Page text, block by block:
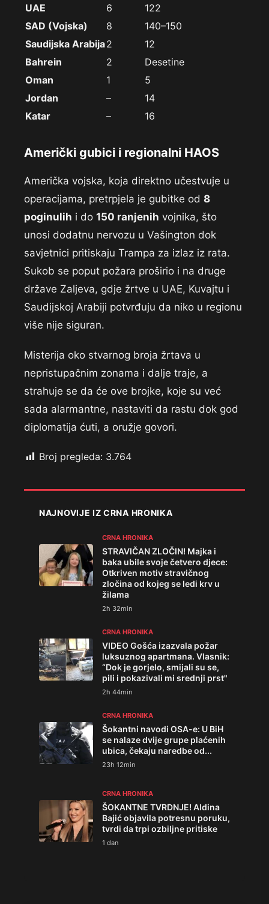
UAE
6
122
SAD (Vojska)
8
140–150
Saudijska Arabija2
12
Bahrein
2
Desetine
Oman
1
5
Jordan
–
14
Katar
– 16
Američki gubici i regionalni HAOS
Američka vojska, koja direktno učestvuje u
operacijama, pretrpjela je gubitke od 8
poginulih i do 150 ranjenih vojnika, što
unosi dodatnu nervozu u Vašington dok
savjetnici pritiskaju Trampa za izlaz iz rata.
Sukob se poput požara proširio i na druge
države Zaljeva, gdje žrtve u UAE, Kuvajtu i
Saudijskoj Arabiji potvrđuju da niko u regionu
više nije siguran.
Misterija oko stvarnog broja žrtava u
nepristupačnim zonama i dalje traje, a
strahuje se da će ove brojke, koje su već
sada alarmantne, nastaviti da rastu dok god
diplomatija ćuti, a oružje govori.
Broj pregleda: 3.764
NAJNOVIJE IZ CRNA HRONIKA
CRNA HRONIKA
STRAVIČAN ZLOČIN! Majka i
baka ubile svoje četvero djece:
Otkriven motiv stravičnog
zločina od kojeg se ledi krv u
žilama
2h 32min
CRNA HRONIKA
VIDEO Gošća izazvala požar
luksuznog apartmana. Vlasnik:
“Dok je gorjelo, smijali su se,
pili i pokazivali mi srednji prst"
2h 44min
CRNA HRONIKA
Šokantni navodi OSA-e: U BiH
se nalaze dvije grupe plaćenih
ubica, čekaju naredbe od...
23h 12min
CRNA HRONIKA
ŠOKANTNE TVRDNJE! Aldina
Bajić objavila potresnu poruku,
tvrdi da trpi ozbiljne pritiske
1 dan